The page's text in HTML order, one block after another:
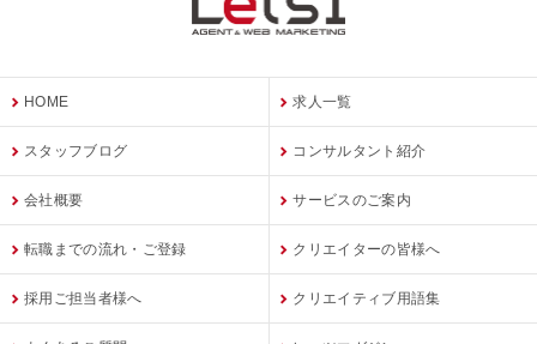
HOME 求人一覧
スタッフブログ コンサルタント紹介
会社概要 サービスのご案内
転職までの流れ・ご登録 クリエイターの皆様へ
採用ご担当者様へ クリエイティブ用語集